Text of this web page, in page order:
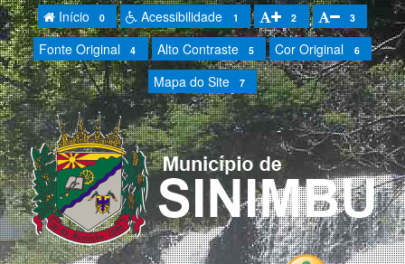
Início 0 Acessibilidade 1 2 3
Fonte Original 4 Alto Contraste 5 Cor Original 6
Mapa do Site 7